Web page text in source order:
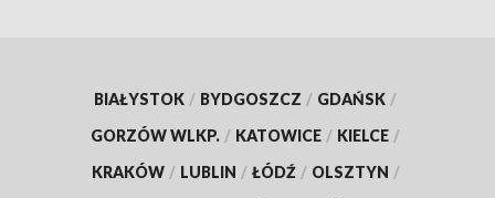
BIAŁYSTOK / BYDGOSZCZ / GDAŃSK /
GORZÓW WLKP. / KATOWICE / KIELCE /
KRAKÓW / LUBLIN / ŁÓDŹ / OLSZTYN /